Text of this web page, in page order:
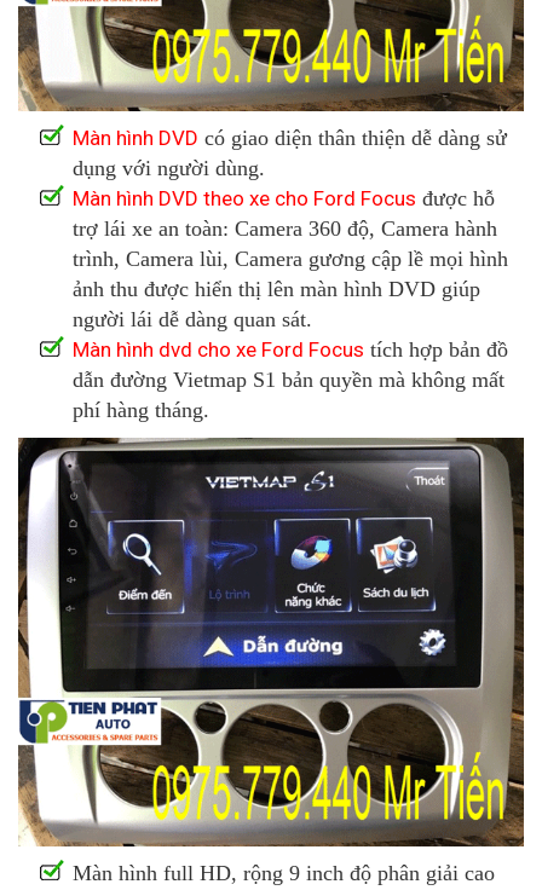
Màn hình DVD có giao diện thân thiện dễ dàng sử
dụng với người dùng.
Màn hình DVD theo xe cho Ford Focus được hỗ
trợ lái xe an toàn: Camera 360 độ, Camera hành
trình, Camera lùi, Camera gương cập lề mọi hình
ảnh thu được hiển thị lên màn hình DVD giúp
người lái dễ dàng quan sát.
Màn hình dvd cho xe Ford Focus tích hợp bản đồ
dẫn đường Vietmap S1 bản quyền mà không mất
phí hàng tháng.
Màn hình full HD, rộng 9 inch độ phân giải cao